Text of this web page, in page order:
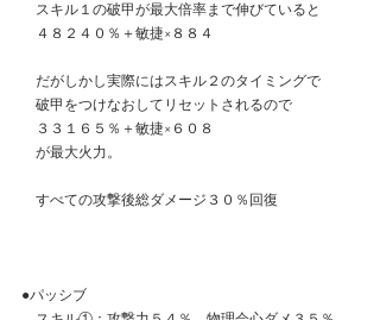
スキル１の破甲が最大倍率まで伸びていると
４８２４０％＋敏捷×８８４
だがしかし実際にはスキル２のタイミングで
破甲をつけなおしてリセットされるので
３３１６５％＋敏捷×６０８
が最大火力。
すべての攻撃後総ダメージ３０％回復
●パッシブ